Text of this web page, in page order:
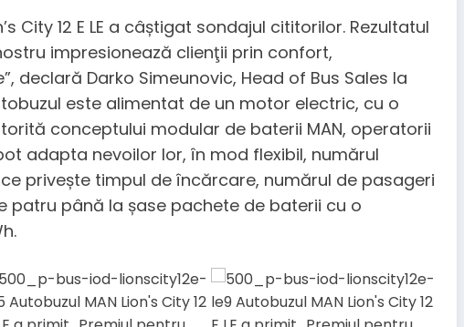
City 12 E LE a câștigat sondajul cititorilor. Rezultatul
impresionează clienţii prin confort,
declară Darko Simeunovic, Head of Bus Sales la
este alimentat de un motor electric, cu o
conceptului modular de baterii MAN, operatorii
adapta nevoilor lor, în mod flexibil, numărul
privește timpul de încărcare, numărul de pasageri
patru până la șase pachete de baterii cu o